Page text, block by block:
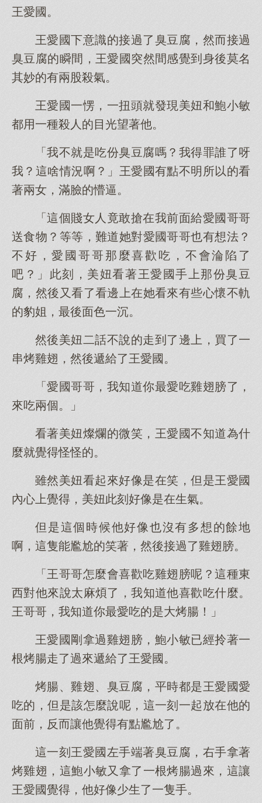
王愛國。
王愛國下意識的接過了臭豆腐，然而接過
臭豆腐的瞬間，王愛國突然間感覺到身後莫名
其妙的有兩股殺氣。
王愛國一愣，一扭頭就發現美妞和鮑小敏
都用一種殺人的目光望著他。
「我不就是吃份臭豆腐嗎？我得罪誰了呀
我？這啥情況啊？」王愛國有點不明所以的看
著兩女，滿臉的懵逼。
「這個賤女人竟敢搶在我前面給愛國哥哥
送食物？等等，難道她對愛國哥哥也有想法？
不好，愛國哥哥那麼喜歡吃，不會淪陷了
吧？」此刻，美妞看著王愛國手上那份臭豆
腐，然後又看了看邊上在她看來有些心懷不軌
的豹姐，最後面色一沉。
然後美妞二話不說的走到了邊上，買了一
串烤雞翅，然後遞給了王愛國。
「愛國哥哥，我知道你最愛吃雞翅膀了，
來吃兩個。」
看著美妞燦爛的微笑，王愛國不知道為什
麼就覺得怪怪的。
雖然美妞看起來好像是在笑，但是王愛國
內心上覺得，美妞此刻好像是在生氣。
但是這個時候他好像也沒有多想的餘地
啊，這隻能尷尬的笑著，然後接過了雞翅膀。
「王哥哥怎麼會喜歡吃雞翅膀呢？這種東
西對他來說太麻煩了，我知道他喜歡吃什麼。
王哥哥，我知道你最愛吃的是大烤腸！」
王愛國剛拿過雞翅膀，鮑小敏已經拎著一
根烤腸走了過來遞給了王愛國。
烤腸、雞翅、臭豆腐，平時都是王愛國愛
吃的，但是該怎麼說呢，這一刻一起放在他的
面前，反而讓他覺得有點尷尬了。
這一刻王愛國左手端著臭豆腐，右手拿著
烤雞翅，這鮑小敏又拿了一根烤腸過來，這讓
王愛國覺得，他好像少生了一隻手。